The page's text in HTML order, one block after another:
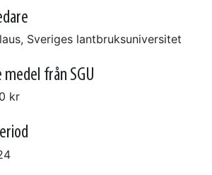
Sveriges lantbruksuniversitet
medel från SGU
kr